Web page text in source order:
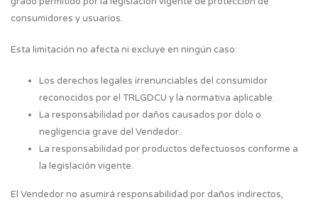
consumidores y usuarios.
Esta limitación no afecta ni excluye en ningún caso:
Los derechos legales irrenunciables del consumidor
reconocidos por el TRLGDCU y la normativa aplicable.
La responsabilidad por daños causados por dolo o
negligencia grave del Vendedor.
La responsabilidad por productos defectuosos conforme a
la legislación vigente.
El Vendedor no asumirá responsabilidad por daños indirectos,